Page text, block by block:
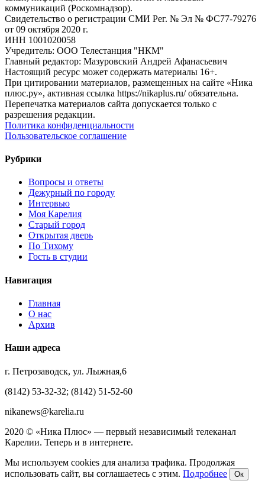
коммуникаций (Роскомнадзор).
Свидетельство о регистрации СМИ Рег. № Эл № ФС77-79276
от 09 октября 2020 г.
ИНН 1001020058
Учредитель: ООО Телестанция "НКМ"
Главный редактор: Мазуровский Андрей Афанасьевич
Настоящий ресурс может содержать материалы 16+.
При цитировании материалов, размещенных на сайте «Ника
плюс.ру», активная ссылка https://nikaplus.ru/ обязательна.
Перепечатка материалов сайта допускается только с
разрешения редакции.
Политика конфиденциальности
Пользовательское соглашение
Рубрики
Вопросы и ответы
Дежурный по городу
Интервью
Моя Карелия
Старый город
Открытая дверь
По Тихому
Гость в студии
Навигация
Главная
О нас
Архив
Наши адреса
г. Петрозаводск, ул. Лыжная,6
(8142) 53-32-32; (8142) 51-52-60
nikanews@karelia.ru
2020 © «Ника Плюс» — первый независимый телеканал
Карелии. Теперь и в интернете.
Мы используем cookies для анализа трафика. Продолжая
использовать сайт, вы соглашаетесь с этим. Подробнее Ок